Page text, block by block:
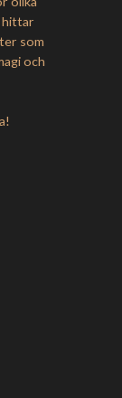
hittar
som
och